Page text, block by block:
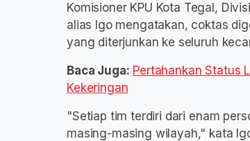
Komisioner KPU Kota Tegal,
alias Igo mengatakan, coktas
yang diterjunkan ke seluruh
Baca Juga: Pertahankan Status
Kekeringan
"Setiap tim terdiri dari enam
masing-masing wilayah," kata